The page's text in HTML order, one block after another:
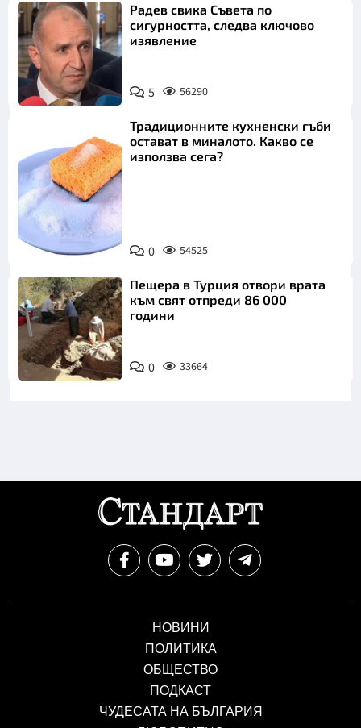
Радев свика Съвета по
сигурността, следва ключово
изявление
5 56290
Снимка:
Пиксабей
Традиционните кухненски гъби
остават в миналото. Какво се
използва сега?
0 54525
Пещера в Турция отвори врата
към свят отпреди 86 000
години
0 33664
НОВИНИ
ПОЛИТИКА
ОБЩЕСТВО
ПОДКАСТ
ЧУДЕСАТА НА БЪЛГАРИЯ